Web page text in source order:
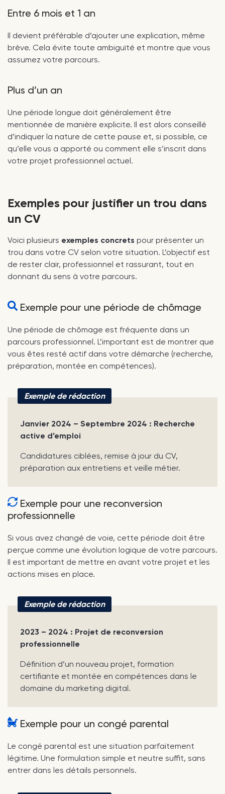
Entre 6 mois et 1 an
Il devient préférable d’ajouter une explication, même
brève. Cela évite toute ambiguïté et montre que vous
assumez votre parcours.
Plus d’un an
Une période longue doit généralement être
mentionnée de manière explicite. Il est alors conseillé
d’indiquer la nature de cette pause et, si possible, ce
qu’elle vous a apporté ou comment elle s’inscrit dans
votre projet professionnel actuel.
Exemples pour justifier un trou dans
un CV
Voici plusieurs exemples concrets pour présenter un
trou dans votre CV selon votre situation. L’objectif est
de rester clair, professionnel et rassurant, tout en
donnant du sens à votre parcours.
Exemple pour une période de chômage
Une période de chômage est fréquente dans un
parcours professionnel. L’important est de montrer que
vous êtes resté actif dans votre démarche (recherche,
préparation, montée en compétences).
Exemple de rédaction
Janvier 2024 – Septembre 2024 : Recherche
active d’emploi
Candidatures ciblées, remise à jour du CV,
préparation aux entretiens et veille métier.
Exemple pour une reconversion
professionnelle
Si vous avez changé de voie, cette période doit être
perçue comme une évolution logique de votre parcours.
Il est important de mettre en avant votre projet et les
actions mises en place.
Exemple de rédaction
2023 – 2024 : Projet de reconversion
professionnelle
Définition d’un nouveau projet, formation
certifiante et montée en compétences dans le
domaine du marketing digital.
Exemple pour un congé parental
Le congé parental est une situation parfaitement
légitime. Une formulation simple et neutre suffit, sans
entrer dans les détails personnels.